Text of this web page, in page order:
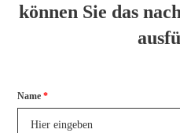
können Sie das
Formular überspringen
Name*